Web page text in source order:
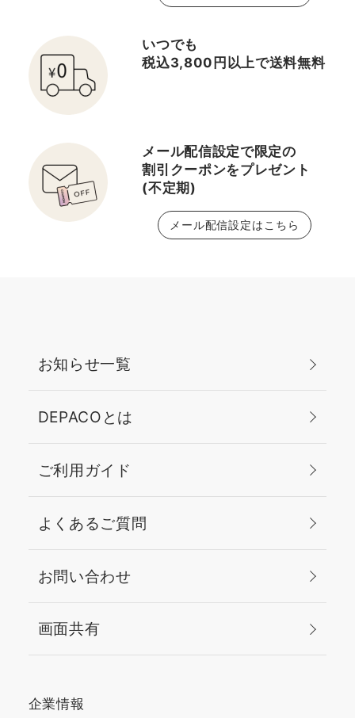
いつでも
税込3,800円以上で送料無料
メール配信設定で限定の
割引クーポンをプレゼント
(不定期)
メール配信設定はこちら
お知らせ一覧
DEPACOとは
ご利用ガイド
よくあるご質問
お問い合わせ
画面共有
企業情報